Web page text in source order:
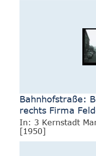
Bahnhofstraße:
rechts Firma
In: 3 Kernstadt
[1950]